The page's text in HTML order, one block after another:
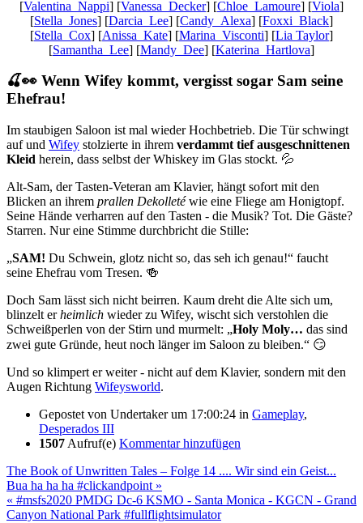
[Valentina_Nappi] [Vanessa_Decker] [Chloe_Lamoure] [Viola]
[Stella_Jones] [Darcia_Lee] [Candy_Alexa] [Foxxi_Black]
[Stella_Cox] [Anissa_Kate] [Marina_Visconti] [Lia Taylor]
[Samantha_Lee] [Mandy_Dee] [Katerina_Hartlova]
🍒👀 Wenn Wifey kommt, vergisst sogar Sam seine
Ehefrau!
Im staubigen Saloon ist mal wieder Hochbetrieb. Die Tür schwingt
auf und Wifey stolzierte in ihrem verdammt tief ausgeschnittenen
Kleid herein, dass selbst der Whiskey im Glas stockt. 💦
Alt-Sam, der Tasten-Veteran am Klavier, hängt sofort mit den
Blicken an ihrem prallen Dekolletéwie eine Fliege am Honigtopf.
Seine Hände verharren auf den Tasten - die Musik? Tot. Die Gäste?
Starren. Nur eine Stimme durchbricht die Stille:
„SAM! Du Schwein, glotz nicht so, das seh ich genau!“ faucht
seine Ehefrau vom Tresen. 🍻
Doch Sam lässt sich nicht beirren. Kaum dreht die Alte sich um,
blinzelt erheimlich wieder zu Wifey, wischt sich verstohlen die
Schweißperlen von der Stirn und murmelt: „Holy Moly… das sind
zwei gute Gründe, heut noch länger im Saloon zu bleiben.“ 😏
Und so klimpert er weiter - nicht auf dem Klavier, sondern mit den
Augen Richtung Wifeysworld.
Gepostet von Undertakerum 17:00:24 in Gameplay,
Desperados III
1507 Aufruf(e) Kommentar hinzufügen
The Book of Unwritten Tales – Folge 14 .... Wir sind ein Geist...
Bua ha ha ha #clickandpoint »
« #msfs2020 PMDG Dc-6 KSMO - Santa Monica - KGCN - Grand
Canyon National Park #fullflightsimulator